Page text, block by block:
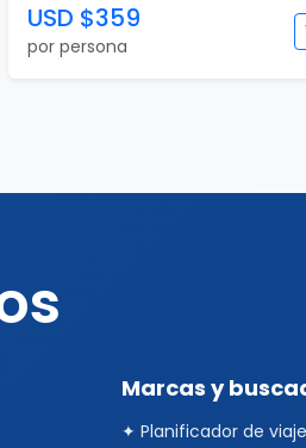
USD $359
por persona
Marcas y
✦ Planificador de